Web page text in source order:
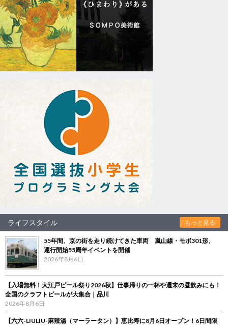
ライフスタイル もっと見る
55年間、京の街を走り続けてきた車両 嵐山線・モボ301形、
運行開始55周年イベントを開催
2026年8月6日
【入場無料！大江戸ビール祭り2026秋】仕事帰りの一杯や週末の昼飲みにも！
全国のクラフトビールが大集合｜品川
2026年8月6日
【六六-LIULIU-麻辣湯（マーラータン）】恵比寿に8月6日オープン！6日間限